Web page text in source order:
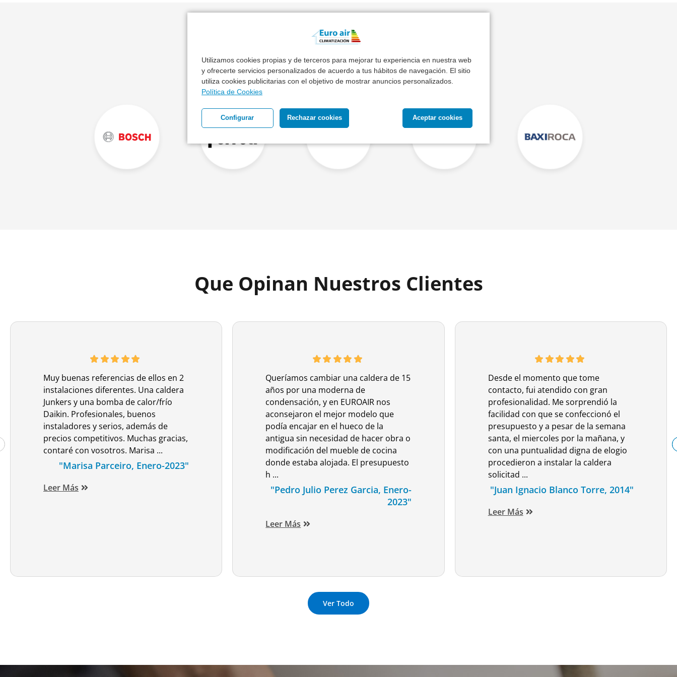
Utilizamos cookies propias y de terceros para mejorar tu experiencia en nuestra web
y ofrecerte servicios personalizados de acuerdo a tus hábitos de navegación. El sitio
utiliza cookies publicitarias con el objetivo de mostrar anuncios personalizados.
Política de Cookies
Aceptar cookies
Rechazar cookies
Configurar
Otras Marcas de Calderas
Que Opinan Nuestros Clientes
Muy buenas referencias de ellos en 2
instalaciones diferentes. Una caldera
Junkers y una bomba de calor/frío
Daikin. Profesionales, buenos
instaladores y serios, además de
precios competitivos. Muchas gracias,
contaré con vosotros. Marisa ...
"Marisa Parceiro, Enero-2023"
Leer Más
Queríamos cambiar una caldera de 15
años por una moderna de
condensación, y en EUROAIR nos
aconsejaron el mejor modelo que
podía encajar en el hueco de la
antigua sin necesidad de hacer obra o
modificación del mueble de cocina
donde estaba alojada. El presupuesto
h ...
"Pedro Julio Perez Garcia, Enero-
2023"
Leer Más
Desde el momento que tome
contacto, fui atendido con gran
profesionalidad. Me sorprendió la
facilidad con que se confeccionó el
presupuesto y a pesar de la semana
santa, el miercoles por la mañana, y
con una puntualidad digna de elogio
procedieron a instalar la caldera
solicitad ...
"Juan Ignacio Blanco Torre, 2014"
Leer Más
Ver Todo